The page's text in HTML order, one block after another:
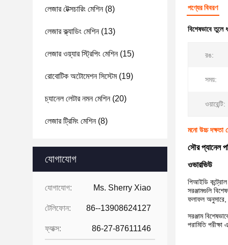
লেজার টেক্সচারিং মেশিন(8)
লেজার ক্ল্যাডিং মেশিন(13)
লেজার ওয়্যার স্ট্রিপিং মেশিন(15)
রোবোটিক অটোমেশন সিস্টেম(19)
চ্যানেল লেটার নমন মেশিন(20)
লেজার ট্রিমিং মেশিন(8)
যোগাযোগ
যোগাযোগ: Ms. Sherry Xiao
টেলিফোন: 86--13908624127
ফ্যাক্স: 86-27-87611146
পণ্যের বিবরণ
বিশেষভাবে তুলে
রঙ:
সময়:
ওয়ারেন্টি:
মনো উচ্চ
সৌর প্যানেল
ওভারভিউ
পিআইডি কন্ট্রোল
সরঞ্জামগুলি
ফলাফল অনুসারে,
সরঞ্জাম
পরামিতি